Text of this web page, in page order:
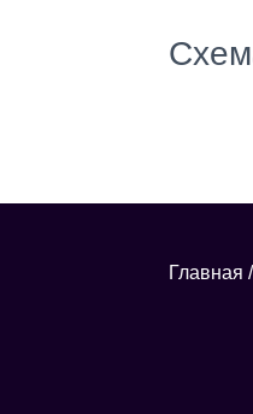
Главная /